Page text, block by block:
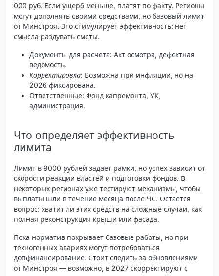
000 руб. Если ущерб меньше, платят по факту. Регионы
могут дополнять своими средствами, но базовый лимит
от Минстроя. Это стимулирует эффективность: нет
смысла раздувать сметы.
Документы для расчета: Акт осмотра, дефектная
ведомость.
Корректировка: Возможна при инфляции, но на
2026 фиксирована.
Ответственные: Фонд капремонта, УК,
администрация.
Что определяет эффективность
лимита
Лимит в 9000 рублей задает рамки, но успех зависит от
скорости реакции властей и подготовки фондов. В
некоторых регионах уже тестируют механизмы, чтобы
выплаты шли в течение месяца после ЧС. Остается
вопрос: хватит ли этих средств на сложные случаи, как
полная реконструкция крыши или фасада.
Пока норматив покрывает базовые работы, но при
техногенных авариях могут потребоваться
допфинансирование. Стоит следить за обновлениями
от Минстроя — возможно, в 2027 скорректируют с